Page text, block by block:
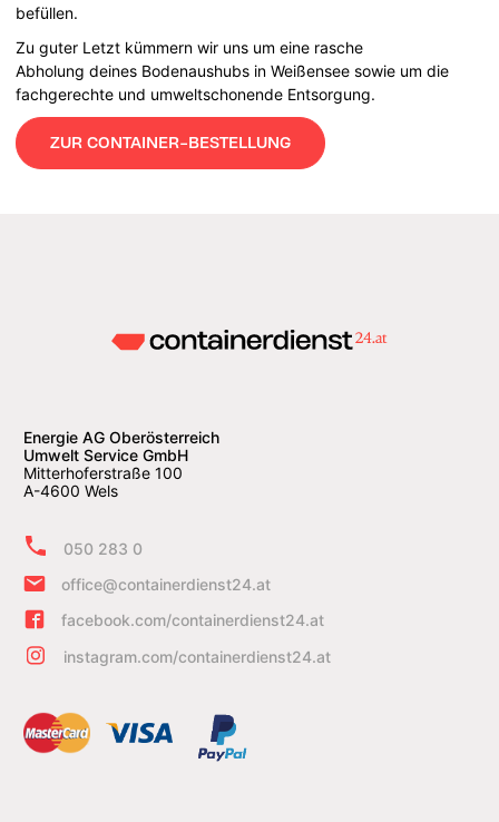
befüllen.
Zu guter Letzt kümmern wir uns um eine rasche
Abholung deines Bodenaushubs in Weißensee sowie um die
fachgerechte und umweltschonende Entsorgung.
ZUR CONTAINER-BESTELLUNG
Energie AG Oberösterreich
Umwelt Service GmbH
Mitterhoferstraße 100
A-4600 Wels
050 283 0
office@containerdienst24.at
facebook.com/containerdienst24.at
instagram.com/containerdienst24.at